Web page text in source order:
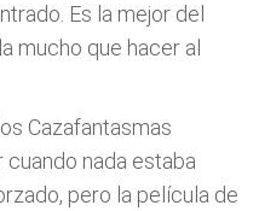
Es la mejor del
mucho que hacer al
Cazafantasmas
nada estaba
pero la película de